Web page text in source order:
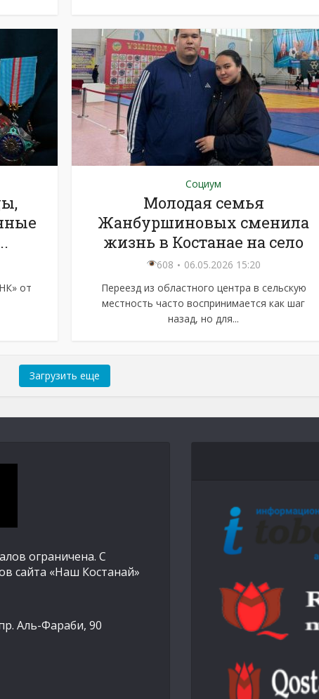
от
Социум
Молодая семья
Жанбуршиновых сменила
жизнь в Костанае на село
608
06.05.2026 15:20
Переезд из областного центра в сельскую
местность часто воспринимается как шаг
назад, но для...
Загрузить еще
ограничена. С
сайта «Наш Костанай»
Аль-Фараби, 90